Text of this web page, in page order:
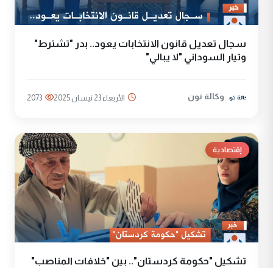
سجال تعديل قانون الانتخابات يعود.. بدر "تشترط"
وتيار السوداني "لا يبالي"
وكالة نون الأربعاء 23 نيسان 2025 2073
إقتصادية
تشكيل "حكومة كردستان".. بين "خلافات المناصب"